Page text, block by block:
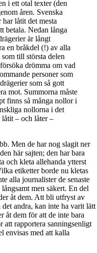
i ett otal texter (den
åren. Svenska
låtit det mesta
betala. Nedan långa
är långt
en bråkdel (!) av alla
till största delen
drömma om vad
personer som
som så gott
mot. Summorna måste
finns så många nollor i
nollorna i det
låtit – och låter –
Men de har nog slagit ner
här sajten; den har bara
och kleta allehanda ytterst
etiketter borde nu kletas
alla journalister de senaste
men säkert. En del
åt dem. Att bli utfryst av
andra, kan inte ha varit lätt
åt dem för att de inte bara
att rapportera sanningsenligt
envisas med att kalla